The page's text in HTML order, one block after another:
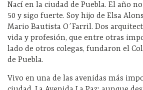
Nací en la ciudad de Puebla. El año
50 y sigo fuerte. Soy hijo de Elsa
Mario Bautista O´Farril. Dos
vida y profesión, que entre otras
lado de otros colegas, fundaron el
de Puebla.
Vivo en una de las avenidas más